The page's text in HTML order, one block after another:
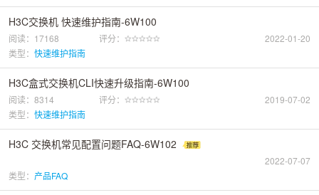
H3C交换机 快速维护指南-6W100
阅读：17168 评分：
2022-01-20
类型： 快速维护指南
H3C盒式交换机CLI快速升级指南-6W100
阅读：8314 评分：
2019-07-02
类型： 快速维护指南
H3C 交换机常见配置问题FAQ-6W102
2022-07-07
类型： 产品FAQ